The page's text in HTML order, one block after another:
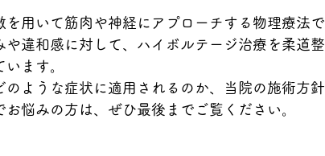
用いて筋肉や神経にアプローチする物理療法で
違和感に対して、ハイボルテージ治療を柔道整
ます。
ような症状に適用されるのか、当院の施術方針
悩みの方は、ぜひ最後までご覧ください。